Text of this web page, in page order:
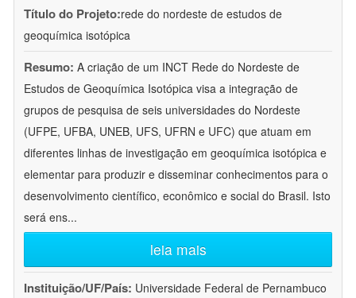
Título do Projeto:rede do nordeste de estudos de
geoquímica isotópica
Resumo: A criação de um INCT Rede do Nordeste de
Estudos de Geoquímica Isotópica visa a integração de
grupos de pesquisa de seis universidades do Nordeste
(UFPE, UFBA, UNEB, UFS, UFRN e UFC) que atuam em
diferentes linhas de investigação em geoquímica isotópica e
elementar para produzir e disseminar conhecimentos para o
desenvolvimento científico, econômico e social do Brasil. Isto
será ens...
leia mais
Instituição/UF/País: Universidade Federal de Pernambuco